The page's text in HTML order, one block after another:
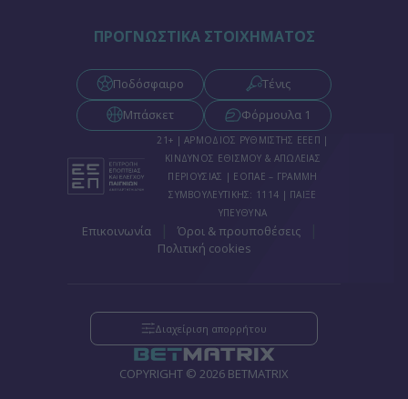
ΠΡΟΓΝΩΣΤΙΚΑ ΣΤΟΙΧΗΜΑΤΟΣ
Ποδόσφαιρο
Τένις
Μπάσκετ
Φόρμουλα 1
21+ | ΑΡΜΟΔΙΟΣ ΡΥΘΜΙΣΤΗΣ ΕΕΕΠ |
ΚΙΝΔΥΝΟΣ ΕΘΙΣΜΟΥ & ΑΠΩΛΕΙΑΣ
ΠΕΡΙΟΥΣΙΑΣ | ΕΟΠΑΕ – ΓΡΑΜΜΗ
ΣΥΜΒΟΥΛΕΥΤΙΚΗΣ: 1114 | ΠΑΙΞΕ
ΥΠΕΥΘΥΝΑ
Επικοινωνία Όροι & προυποθέσεις
Πολιτική cookies
COPYRIGHT © 2026 BETMATRIX
Διαχείριση απορρήτου